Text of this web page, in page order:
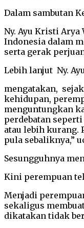
Dalam sambutan
Ny. Ayu Kristi
Indonesia dalam
serta gerak
Lebih lanjut Ny.
mengatakan,
kehidupan,
menguntungkan
perdebatan
atau lebih kurang.
pula sebaliknya,”
Sesungguhnya
Kini perempuan
Menjadi
sekaligus
dikatakan tidak